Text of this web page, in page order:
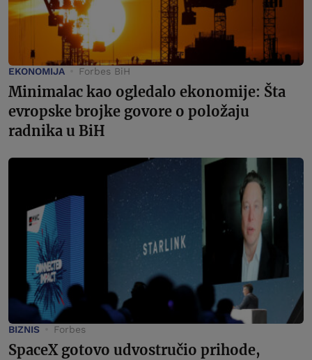
EKONOMIJA Forbes BiH
Minimalac kao ogledalo ekonomije: Šta
evropske brojke govore o položaju
radnika u BiH
BIZNIS Forbes
SpaceX gotovo udvostručio prihode,